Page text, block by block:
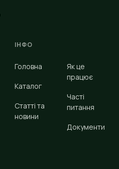
ІНФО
Головна
Каталог
Статті та
новини
Як це
працює
Часті
питання
Документи